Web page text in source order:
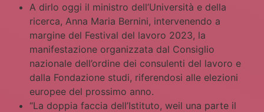
A dirlo oggi il ministro dell’Università e della
ricerca, Anna Maria Bernini, intervenendo a
margine del Festival del lavoro 2023, la
manifestazione organizzata dal Consiglio
nazionale dell’ordine dei consulenti del lavoro e
dalla Fondazione studi, riferendosi alle elezioni
europee del prossimo anno.
“La doppia faccia dell’Istituto, weil una parte il